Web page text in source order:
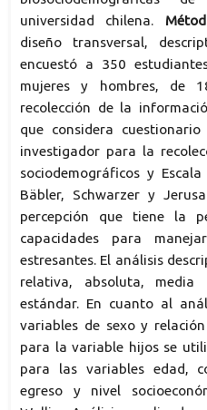
universidad chilena.
diseño transversal,
encuestó a 350
mujeres y hombres, de
recolección de la
que considera
investigador para la
sociodemográficos y
Bäbler, Schwarzer y
percepción que tiene la
capacidades para
estresantes. El análisis
relativa, absoluta, media
estándar. En cuanto al
variables de sexo y
para la variable hijos se
para las variables edad,
egreso y nivel